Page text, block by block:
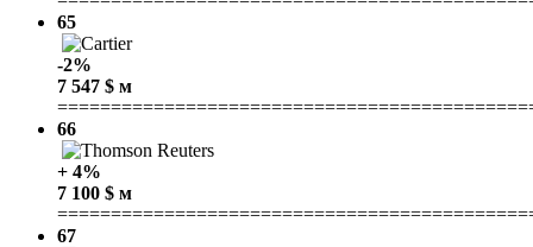
65
-2%
7 547 $ м
66
+ 4%
7 100 $ м
67